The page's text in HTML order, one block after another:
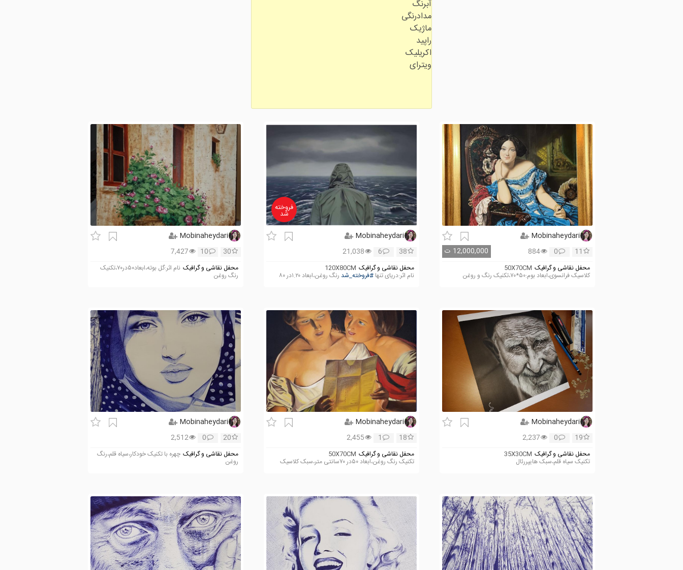
Mobinaheydari
12,000,000 ت 11
0
884
محفل نقاشی و گرافیک 50X70CM
کلاسیک فرانسوی،ابعاد بوم:۵۰*۷۰،تکنیک رنگ و روغن
فروخته
شد
Mobinaheydari
38
6
21,038
محفل نقاشی و گرافیک 120X80CM
نام اثر:دریای تنها #فروخته_شد رنگ روغن،ابعاد ۱.۲۰در ۸۰
Mobinaheydari
30
10
7,427
محفل نقاشی و گرافیک نام اثر:گل بوته،ابعاد۵۰در۷۰،تکنیک
رنگ روغن
Mobinaheydari
19
0
2,237
محفل نقاشی و گرافیک 35X30CM
تکنیک سیاه قلم،سبک هایپررئال
Mobinaheydari
18
1
2,455
محفل نقاشی و گرافیک 50X70CM
تکنیک رنگ روغن،ابعاد ۵۰در ۷۰سانتی متر،سبک کلاسیک
Mobinaheydari
20
0
2,512
محفل نقاشی و گرافیک چهره با تکنیک خودکار،سیاه قلم،رنگ
روغن